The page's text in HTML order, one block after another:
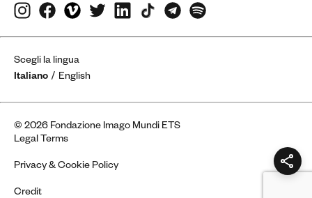
Scegli la lingua
Italiano
English
© 2026 Fondazione Imago Mundi ETS
Legal Terms
Privacy & Cookie Policy
Credit